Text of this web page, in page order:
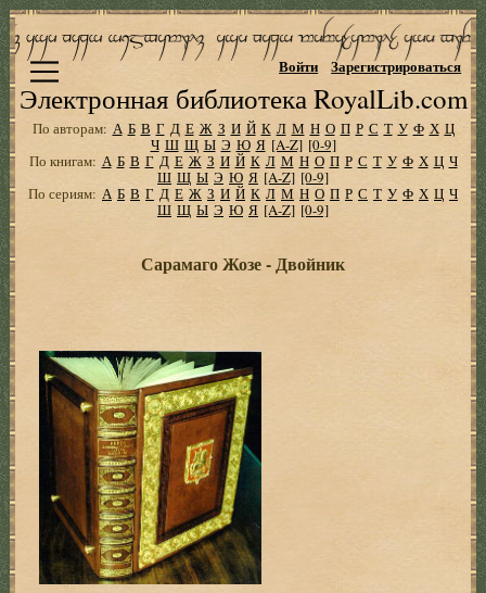
Электронная библиотека RoyalLib.com
Войти Зарегистрироваться
По авторам: А Б В Г Д Е Ж З И Й К Л М Н О П Р С Т У Ф Х Ц
Ч Ш Щ Ы Э Ю Я [A-Z] [0-9]
По книгам: А Б В Г Д Е Ж З И Й К Л М Н О П Р С Т У Ф Х Ц Ч
Ш Щ Ы Э Ю Я [A-Z] [0-9]
По сериям: А Б В Г Д Е Ж З И Й К Л М Н О П Р С Т У Ф Х Ц Ч
Ш Щ Ы Э Ю Я [A-Z] [0-9]
Сарамаго Жозе - Двойник